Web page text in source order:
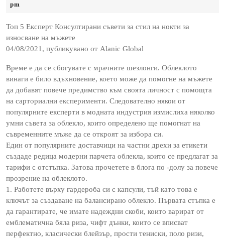
pm
Топ 5 Експерт Консултирани съвети за стил на нокти за
износване на мъжете
04/08/2021, публикувано от Alanic Global
Време е да се сбогувате с мрачните шезлонги. Облеклото
винаги е било вдъхновение, което може да помогне на мъжете
да добавят повече предимство към своята личност с помощта
на сарториални експерименти. Следователно някои от
популярните експерти в модната индустрия измислиха няколко
умни съвета за облекло, които определено ще помогнат на
съвременните мъже да се откроят за избора си.
Един от популярните доставчици на частни дрехи за етикети
създаде редица модерни парчета облекла, които се предлагат за
тарифи с отстъпка. Затова прочетете в блога по -долу за повече
прозрение на облеклото.
1. Работете върху гардероба си с капсули, тъй като това е
ключът за създаване на балансирано облекло. Първата стъпка е
да гарантирате, че имате надеждни скоби, които варират от
емблематична бяла риза, чифт дънки, които се вписват
перфектно, класически блейзър, прости тениски, поло ризи,